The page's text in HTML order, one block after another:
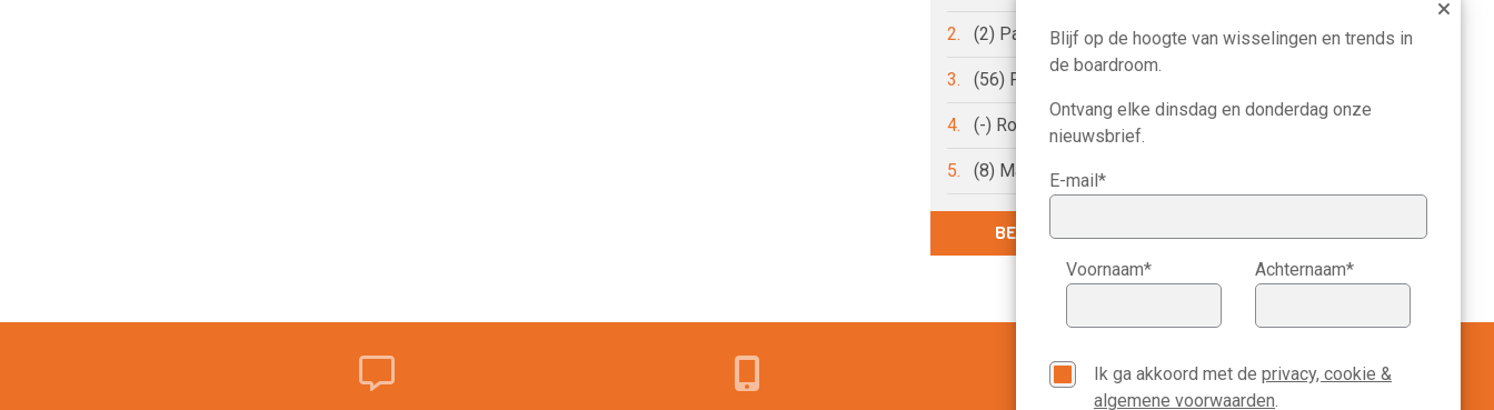
2. (2) Pauline van der Meer Mohr
3. (56) Petri Hofsté
4. (-) Roelien Ritsema van Eck
5. (8) Marike Bonhof
BEKIJK DE VOLLEDIGE LIJST
Blijf op de hoogte van wisselingen en trends in
de boardroom.
Ontvang elke dinsdag en donderdag onze
nieuwsbrief.
E-mail*
Voornaam* Achternaam*
Ik ga akkoord met de privacy, cookie &
algemene voorwaarden.